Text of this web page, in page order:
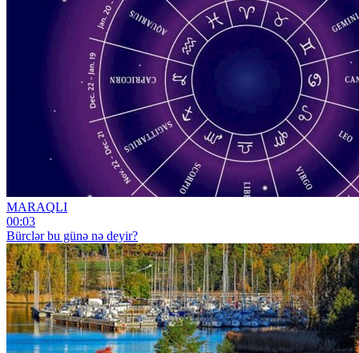
MARAQLI
00:03
Bürclər bu günə nə deyir?